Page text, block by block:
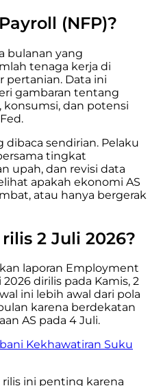
(NFP)?
bulanan yang
tenaga kerja di
pertanian. Data ini
gambaran tentang
konsumsi, dan potensi
dibaca sendirian. Pelaku
tingkat
upah, dan revisi data
apakah ekonomi AS
atau hanya bergerak
2 Juli 2026?
laporan Employment
dirilis pada Kamis, 2
ini lebih awal dari pola
karena berdekatan
AS pada 4 Juli.
Kekhawatiran Suku
ini penting karena